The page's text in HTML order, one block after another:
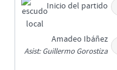
Inicio del partido
Amadeo Ibáñez
Asist: Guillermo Gorostiza